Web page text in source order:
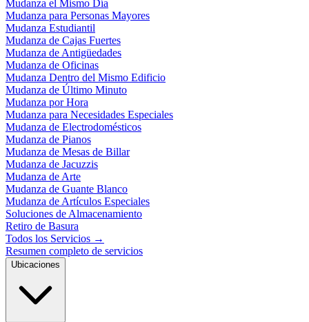
Mudanza el Mismo Día
Mudanza para Personas Mayores
Mudanza Estudiantil
Mudanza de Cajas Fuertes
Mudanza de Antigüedades
Mudanza de Oficinas
Mudanza Dentro del Mismo Edificio
Mudanza de Último Minuto
Mudanza por Hora
Mudanza para Necesidades Especiales
Mudanza de Electrodomésticos
Mudanza de Pianos
Mudanza de Mesas de Billar
Mudanza de Jacuzzis
Mudanza de Arte
Mudanza de Guante Blanco
Mudanza de Artículos Especiales
Soluciones de Almacenamiento
Retiro de Basura
Todos los Servicios →
Resumen completo de servicios
Ubicaciones